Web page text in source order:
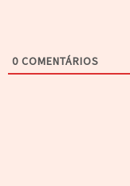
0 COMENTÁRIOS